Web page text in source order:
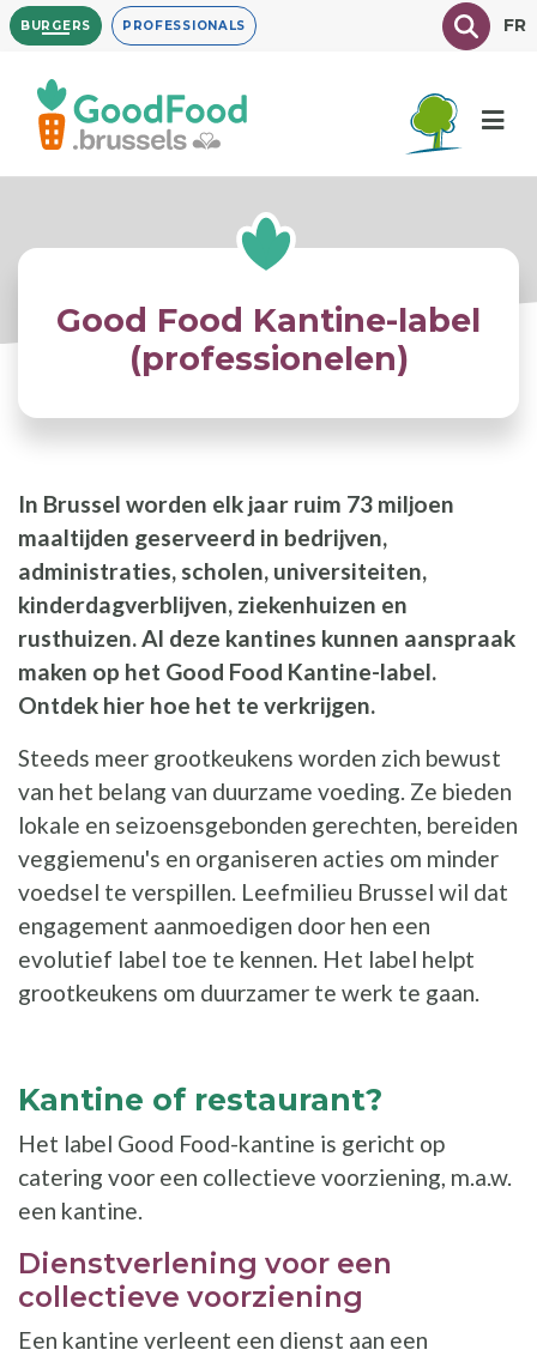
Overslaan
en
inhoud
gaan
BURGERS PROFESSIONALS TexteFR
Good Food Kantine-label
(professionelen)
In Brussel worden elk jaar ruim 73 miljoen
maaltijden geserveerd in bedrijven,
administraties, scholen, universiteiten,
kinderdagverblijven, ziekenhuizen en
rusthuizen. Al deze kantines kunnen aanspraak
maken op het Good Food Kantine-label.
Ontdek hier hoe het te verkrijgen.
Steeds meer grootkeukens worden zich bewust
van het belang van duurzame voeding. Ze bieden
lokale en seizoensgebonden gerechten, bereiden
veggiemenu's en organiseren acties om minder
voedsel te verspillen. Leefmilieu Brussel wil dat
engagement aanmoedigen door hen een
evolutief label toe te kennen. Het label helpt
grootkeukens om duurzamer te werk te gaan.
Kantine of restaurant?
Het label Good Food-kantine is gericht op
catering voor een collectieve voorziening, m.a.w.
een kantine.
Dienstverlening voor een
collectieve voorziening
Een kantine verleent een dienst aan een